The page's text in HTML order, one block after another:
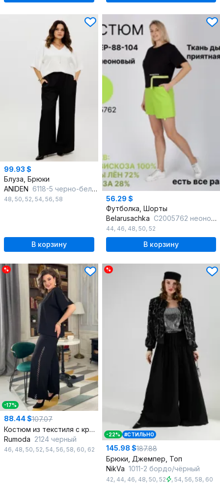
99.93 $
Блуза, Брюки
ANIDEN 6118-5 черно-белый
48, 50, 52, 54, 56, 58
В корзину
56.29 $
Футболка, Шорты
Belarusachka С2005762 неоновый
44, 46, 48, 50, 52
В корзину
%
-17%
88.44 $107.07
Костюм из текстиля с кружевом: блуза и брюки
Rumoda 2124 черный
46, 48, 50, 52, 54, 56, 58, 60, 62
%
-22% #СТИЛЬНО
145.98 $187.88
Брюки, Джемпер, Топ
NikVa 1011-2 бордо/чёрный
42, 44, 46, 48, 50, 52 , 54, 56, 58, 60